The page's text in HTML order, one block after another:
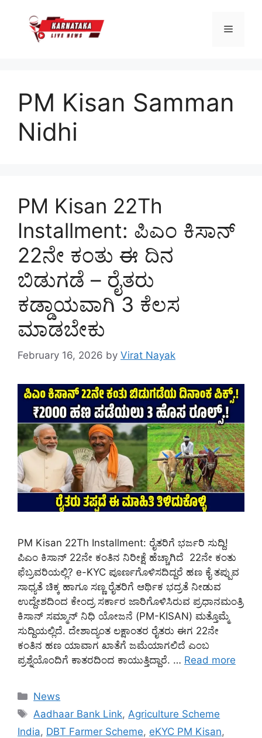
content
Menu
PM Kisan Samman
Nidhi
PM Kisan 22Th
Installment: ಪಿಎಂ ಕಿಸಾನ್
22ನೇ ಕಂತು ಈ ದಿನ
ಬಿಡುಗಡೆ – ರೈತರು
ಕಡ್ಡಾಯವಾಗಿ 3 ಕೆಲಸ
ಮಾಡಬೇಕು
February 16, 2026 by Virat Nayak
PM Kisan 22Th Installment: ರೈತರಿಗೆ ಭರ್ಜರಿ ಸುದ್ದಿ!
ಪಿಎಂ ಕಿಸಾನ್ 22ನೇ ಕಂತಿನ ನಿರೀಕ್ಷೆ ಹೆಚ್ಚಾಗಿದೆ 22ನೇ ಕಂತು
ಫೆಬ್ರವರಿಯಲ್ಲಿ? e-KYC ಪೂರ್ಣಗೊಳಿಸದಿದ್ದರೆ ಹಣ ಕೈ ತಪ್ಪುವ
ಸಾಧ್ಯತೆ ಚಿಕ್ಕ ಹಾಗೂ ಸಣ್ಣ ರೈತರಿಗೆ ಆರ್ಥಿಕ ಭದ್ರತೆ ನೀಡುವ
ಉದ್ದೇಶದಿಂದ ಕೇಂದ್ರ ಸರ್ಕಾರ ಜಾರಿಗೊಳಿಸಿರುವ ಪ್ರಧಾನಮಂತ್ರಿ
ಕಿಸಾನ್ ಸಮ್ಮಾನ್ ನಿಧಿ ಯೋಜನೆ (PM-KISAN) ಮತ್ತೊಮ್ಮೆ
ಸುದ್ದಿಯಲ್ಲಿದೆ. ದೇಶಾದ್ಯಂತ ಲಕ್ಷಾಂತರ ರೈತರು ಈಗ 22ನೇ
ಕಂತಿನ ಹಣ ಯಾವಾಗ ಖಾತೆಗೆ ಜಮೆಯಾಗಲಿದೆ ಎಂಬ
ಪ್ರಶ್ನೆಯೊಂದಿಗೆ ಕಾತರದಿಂದ ಕಾಯುತ್ತಿದ್ದಾರೆ. … Read more
Categories
News
Tags
Aadhaar Bank Link, Agriculture Scheme
India, DBT Farmer Scheme, eKYC PM Kisan,